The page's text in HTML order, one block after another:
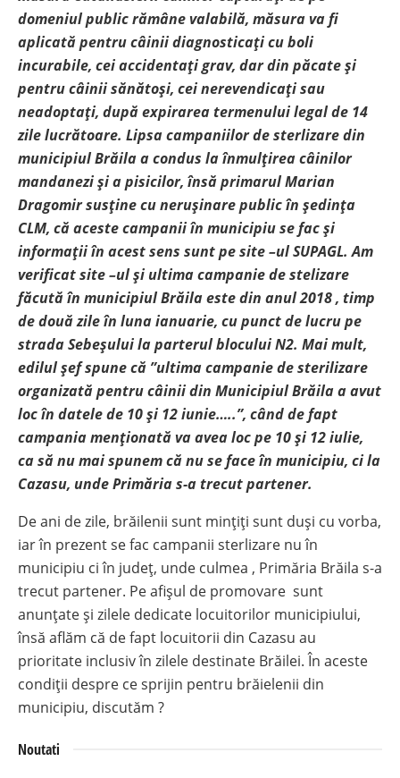
domeniul public rămâne valabilă, măsura va fi
aplicată pentru câinii diagnosticați cu boli
incurabile, cei accidentați grav, dar din păcate și
pentru câinii sănătoși, cei nerevendicați sau
neadoptați, după expirarea termenului legal de 14
zile lucrătoare. Lipsa campaniilor de sterlizare din
municipiul Brăila a condus la înmulțirea câinilor
mandanezi și a pisicilor, însă primarul Marian
Dragomir susține cu nerușinare public în ședința
CLM, că aceste campanii în municipiu se fac și
informații în acest sens sunt pe site –ul SUPAGL. Am
verificat site –ul și ultima campanie de stelizare
făcută în municipiul Brăila este din anul 2018 , timp
de două zile în luna ianuarie, cu punct de lucru pe
strada Sebeșului la parterul blocului N2. Mai mult,
edilul șef spune că ”ultima campanie de sterilizare
organizată pentru câinii din Municipiul Brăila a avut
loc în datele de 10 și 12 iunie…..”, când de fapt
campania menționată va avea loc pe 10 și 12 iulie,
ca să nu mai spunem că nu se face în municipiu, ci la
Cazasu, unde Primăria s-a trecut partener.
De ani de zile, brăilenii sunt mințiți sunt duși cu vorba,
iar în prezent se fac campanii sterlizare nu în
municipiu ci în județ, unde culmea , Primăria Brăila s-a
trecut partener. Pe afișul de promovare sunt
anunțate și zilele dedicate locuitorilor municipiului,
însă aflăm că de fapt locuitorii din Cazasu au
prioritate inclusiv în zilele destinate Brăilei. În aceste
condiții despre ce sprijin pentru brăielenii din
municipiu, discutăm ?
Noutati